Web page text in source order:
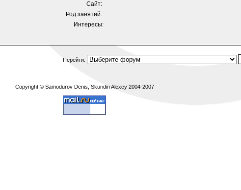
Сайт:
Род занятий:
Интересы:
Перейти:
Copyright © Samodurov Denis, Skuridin Alexey 2004-2007